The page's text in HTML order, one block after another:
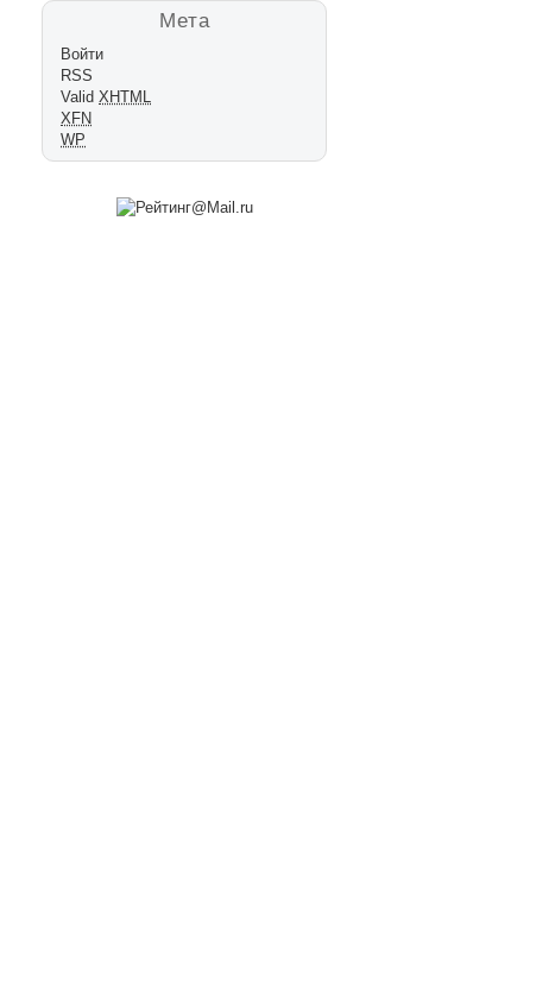
Мета
Войти
RSS
Valid XHTML
XFN
WP